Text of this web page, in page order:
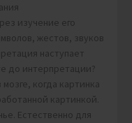
изучение его
жестов, звуков
наступает
до интерпретации?
когда картинка
картинкой.
Естественно для